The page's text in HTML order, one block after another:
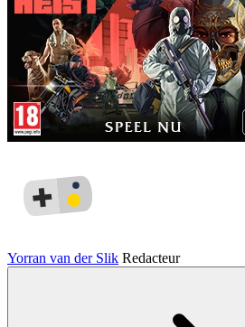
Yorran van der Slik Redacteur